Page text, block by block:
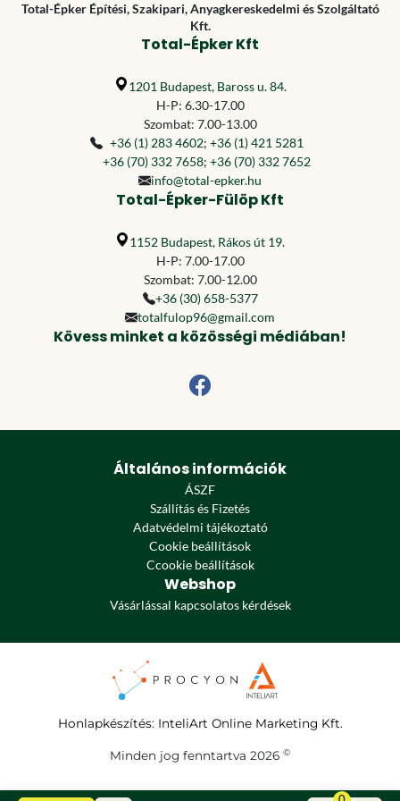
Total-Épker Építési, Szakipari, Anyagkereskedelmi és Szolgáltató
Kft.
Total-Épker Kft
1201 Budapest, Baross u. 84.
H-P: 6.30-17.00
Szombat: 7.00-13.00
+36 (1) 283 4602; +36 (1) 421 5281
+36 (70) 332 7658; +36 (70) 332 7652
info@total-epker.hu
Total-Épker-Fülöp Kft
1152 Budapest, Rákos út 19.
H-P: 7.00-17.00
Szombat: 7.00-12.00
+36 (30) 658-5377
totalfulop96@gmail.com
Kövess minket a közösségi médiában!
Általános információk
ÁSZF
Szállítás és Fizetés
Adatvédelmi tájékoztató
Cookie beállítások
Ccookie beállítások
Webshop
Vásárlással kapcsolatos kérdések
Honlapkészítés: InteliArt Online Marketing Kft.
Minden jog fenntartva 2026 ©